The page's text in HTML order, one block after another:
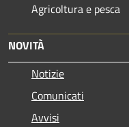
Agricoltura e pesca
NOVITÀ
Notizie
Comunicati
Avvisi